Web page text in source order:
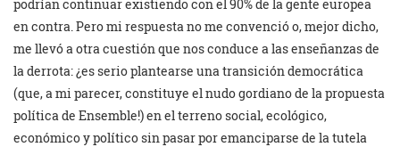
podrían continuar existiendo con el 90% de la gente europea
en contra. Pero mi respuesta no me convenció o, mejor dicho,
me llevó a otra cuestión que nos conduce a las enseñanzas de
la derrota: ¿es serio plantearse una transición democrática
(que, a mi parecer, constituye el nudo gordiano de la propuesta
política de Ensemble!) en el terreno social, ecológico,
económico y político sin pasar por emanciparse de la tutela